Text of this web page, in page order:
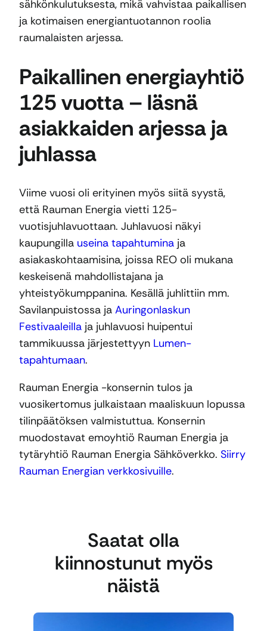
sähkönkulutuksesta, mikä vahvistaa paikallisen
ja kotimaisen energiantuotannon roolia
raumalaisten arjessa.
Paikallinen energiayhtiö
125 vuotta – läsnä
asiakkaiden arjessa ja
juhlassa
Viime vuosi oli erityinen myös siitä syystä,
että Rauman Energia vietti 125-
vuotisjuhlavuottaan. Juhlavuosi näkyi
kaupungilla useina tapahtumina ja
asiakaskohtaamisina, joissa REO oli mukana
keskeisenä mahdollistajana ja
yhteistyökumppanina. Kesällä juhlittiin mm.
Savilanpuistossa ja Auringonlaskun
Festivaaleilla ja juhlavuosi huipentui
tammikuussa järjestettyyn Lumen-
tapahtumaan.
Rauman Energia -konsernin tulos ja
vuosikertomus julkaistaan maaliskuun lopussa
tilinpäätöksen valmistuttua. Konsernin
muodostavat emoyhtiö Rauman Energia ja
tytäryhtiö Rauman Energia Sähköverkko. Siirry
Rauman Energian verkkosivuille.
Saatat olla
kiinnostunut myös
näistä